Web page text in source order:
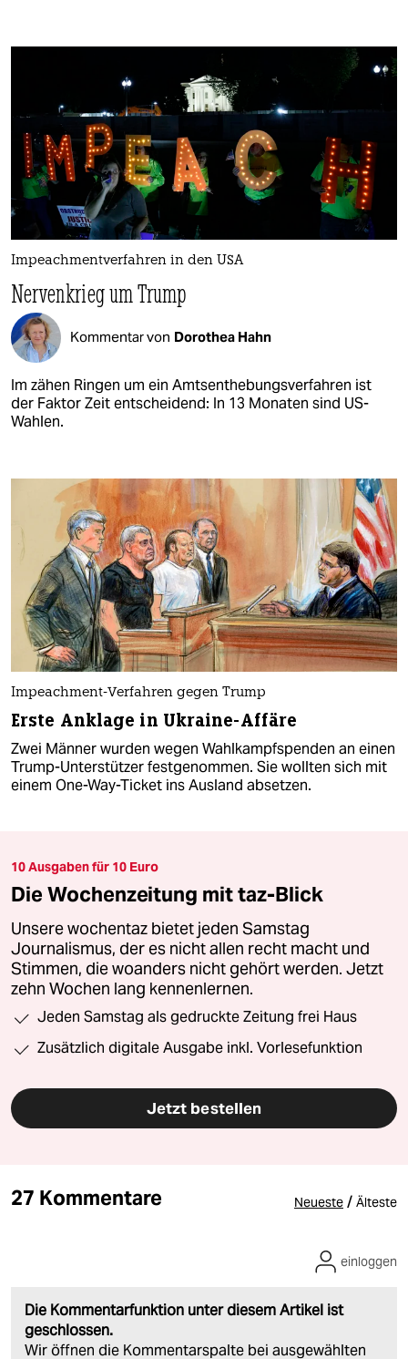
Impeachmentverfahren in den USA
Nervenkrieg um Trump
Kommentar von Dorothea Hahn
Im zähen Ringen um ein Amtsenthebungsverfahren ist
der Faktor Zeit entscheidend: In 13 Monaten sind US-
Wahlen.
Impeachment-Verfahren gegen Trump
Erste Anklage in Ukraine-Affäre
Zwei Männer wurden wegen Wahlkampfspenden an einen
Trump-Unterstützer festgenommen. Sie wollten sich mit
einem One-Way-Ticket ins Ausland absetzen.
10 Ausgaben für 10 Euro
Die Wochenzeitung mit taz-Blick
Unsere wochentaz bietet jeden Samstag
Journalismus, der es nicht allen recht macht und
Stimmen, die woanders nicht gehört werden. Jetzt
zehn Wochen lang kennenlernen.
Jeden Samstag als gedruckte Zeitung frei Haus
Zusätzlich digitale Ausgabe inkl. Vorlesefunktion
Jetzt bestellen
27 Kommentare Neueste / Älteste
Die Kommentarfunktion unter diesem Artikel ist
geschlossen.
Wir öffnen die Kommentarspalte bei ausgewählten
einloggen